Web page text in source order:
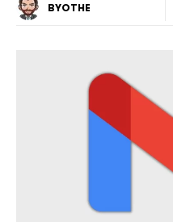
BYOTHE